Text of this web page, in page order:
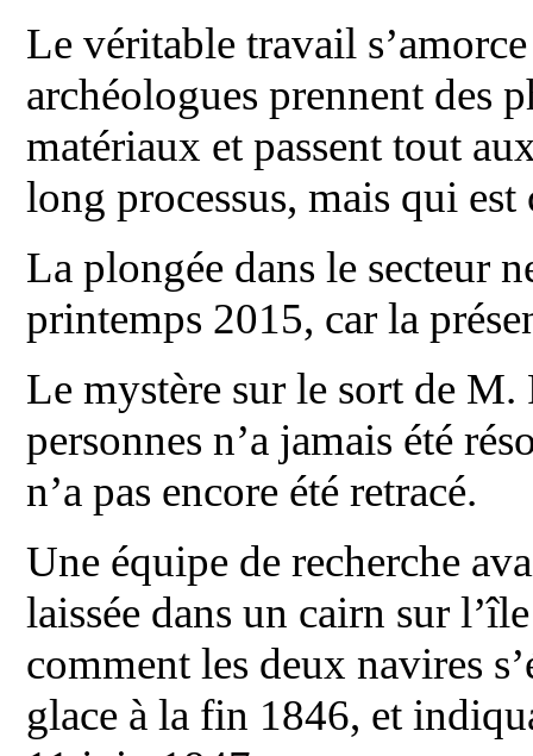
Le véritable travail
archéologues prennent des
matériaux et passent tout
long processus, mais qui
La plongée dans le secteur
printemps 2015, car la
Le mystère sur le sort de
personnes n’a jamais été
n’a pas encore été retracé.
Une équipe de recherche
laissée dans un cairn sur
comment les deux navires
glace à la fin 1846, et